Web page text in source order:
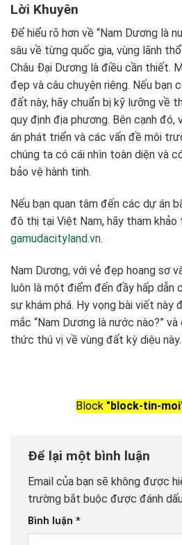
Lời Khuyên
Để hiểu rõ hơn về “Nam Dương là
sâu về từng quốc gia, vùng lãnh
Châu Đại Dương là điều cần thiết.
đẹp và câu chuyện riêng. Nếu bạn
đất này, hãy chuẩn bị kỹ lưỡng về
quy định địa phương. Bên cạnh
án phát triển và các vấn đề môi
chúng ta có cái nhìn toàn diện và
bảo vệ hành tinh.
Nếu bạn quan tâm đến các dự án
đô thị tại Việt Nam, hãy tham
gamudacityland.vn.
Nam Dương, với vẻ đẹp hoang sơ
luôn là một điểm đến đầy hấp dẫn
sự khám phá. Hy vọng bài viết này
mắc “Nam Dương là nước nào?”
thức thú vị về vùng đất kỳ diệu này.
Block "block-tin-
Để lại một bình luận
Email của bạn sẽ không được
trường bắt buộc được đánh
Bình luận *